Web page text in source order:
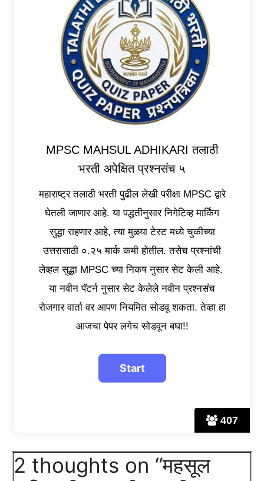
407
MPSC MAHSUL ADHIKARI तलाठी
भरती अपेक्षित प्रश्नसंच ५
महाराष्ट्र तलाठी भरती पुढील लेखी परीक्षा MPSC द्वारे
घेतली जाणार आहे. या पद्धतीनुसार निगेटिव्ह मार्किंग
सुद्धा राहणार आहे, त्या मुळया टेस्ट मध्ये चुकीच्या
उत्तरासाठी ०.२५ मार्क कमी होतील. तसेच प्रश्नांची
लेव्हल सुद्धा MPSC च्या निकष नुसार सेट केली आहे.
या नवीन पॅटर्न नुसार सेट केलेले नवीन प्रश्नसंच
रोजगार वार्ता वर आपण नियमित सोडवू शकता. तेव्हा हा
आजचा पेपर लगेच सोडवून बघा!!
2 thoughts on “महसूल